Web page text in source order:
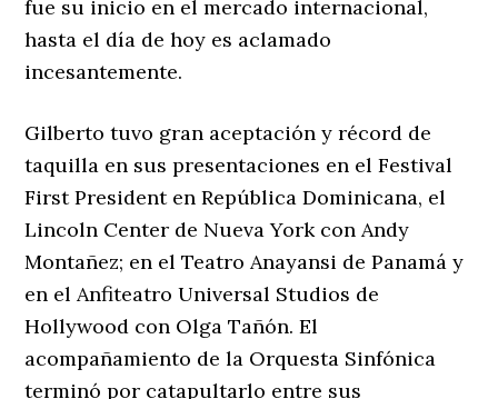
fue su inicio en el mercado internacional,
hasta el día de hoy es aclamado
incesantemente.
Gilberto tuvo gran aceptación y récord de
taquilla en sus presentaciones en el Festival
First President en República Dominicana, el
Lincoln Center de Nueva York con Andy
Montañez; en el Teatro Anayansi de Panamá y
en el Anfiteatro Universal Studios de
Hollywood con Olga Tañón. El
acompañamiento de la Orquesta Sinfónica
terminó por catapultarlo entre sus